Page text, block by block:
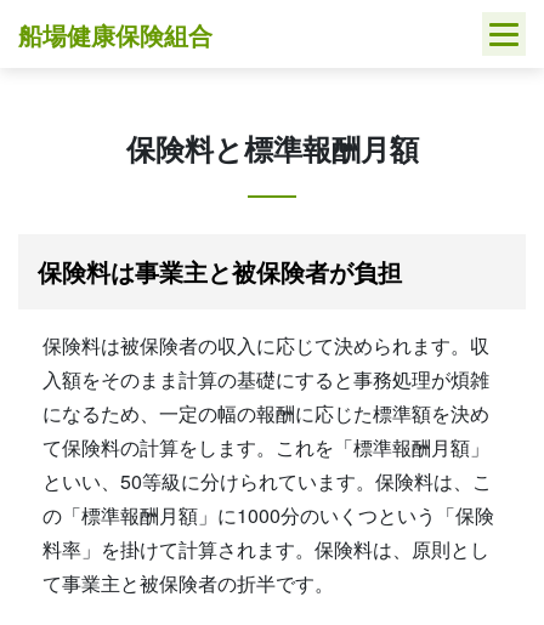
船場健康保険組合
保険料と標準報酬月額
保険料は事業主と被保険者が負担
保険料は被保険者の収入に応じて決められます。収
入額をそのまま計算の基礎にすると事務処理が煩雑
になるため、一定の幅の報酬に応じた標準額を決め
て保険料の計算をします。これを「標準報酬月額」
といい、50等級に分けられています。保険料は、こ
の「標準報酬月額」に1000分のいくつという「保険
料率」を掛けて計算されます。保険料は、原則とし
て事業主と被保険者の折半です。